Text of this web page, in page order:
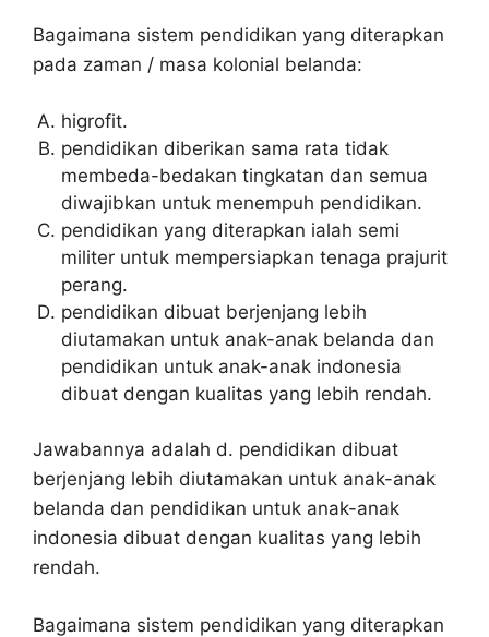
Bagaimana sistem pendidikan yang diterapkan
pada zaman / masa kolonial belanda:
higrofit.
pendidikan diberikan sama rata tidak
membeda-bedakan tingkatan dan semua
diwajibkan untuk menempuh pendidikan.
pendidikan yang diterapkan ialah semi
militer untuk mempersiapkan tenaga prajurit
perang.
pendidikan dibuat berjenjang lebih
diutamakan untuk anak-anak belanda dan
pendidikan untuk anak-anak indonesia
dibuat dengan kualitas yang lebih rendah.
Jawabannya adalah d. pendidikan dibuat
berjenjang lebih diutamakan untuk anak-anak
belanda dan pendidikan untuk anak-anak
indonesia dibuat dengan kualitas yang lebih
rendah.
Bagaimana sistem pendidikan yang diterapkan